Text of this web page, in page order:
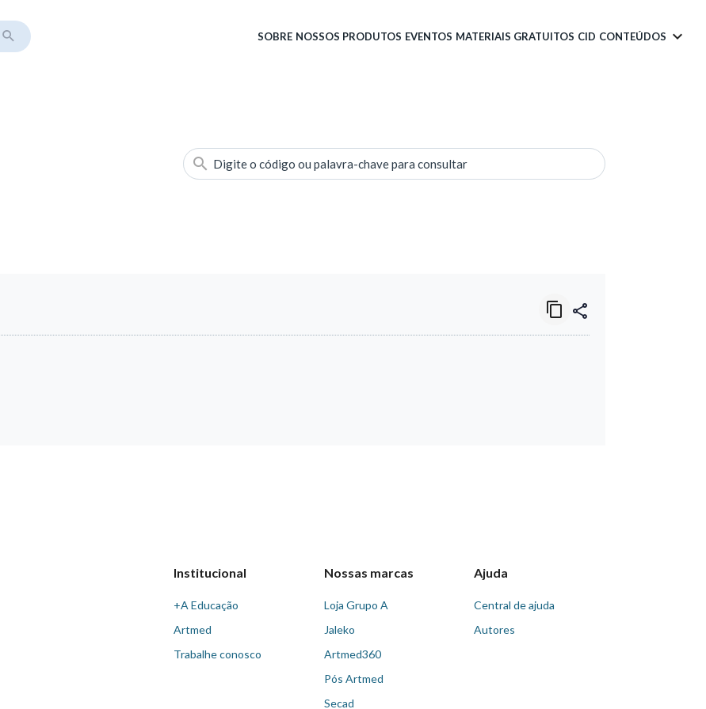
SOBRE NOSSOS PRODUTOS EVENTOS MATERIAIS GRATUITOS CID CONTEÚDOS
Digite o código ou palavra-chave para consultar
Institucional
+A Educação
Artmed
Trabalhe conosco
Nossas marcas
Loja Grupo A
Jaleko
Artmed360
Pós Artmed
Secad
Ajuda
Central de ajuda
Autores